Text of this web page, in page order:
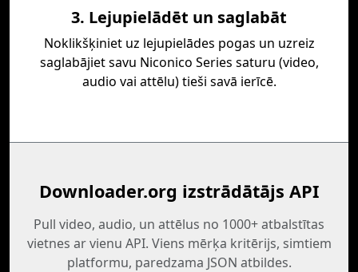
3. Lejupielādēt un saglabāt
Noklikšķiniet uz lejupielādes pogas un uzreiz
saglabājiet savu Niconico Series saturu (video,
audio vai attēlu) tieši savā ierīcē.
Downloader.org izstrādātājs API
Pull video, audio, un attēlus no 1000+ atbalstītas
vietnes ar vienu API. Viens mērķa kritērijs, simtiem
platformu, paredzama JSON atbildes.